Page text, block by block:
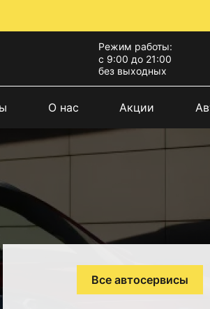
Режим работы:
с 9:00 до 21:00
без выходных
О нас Акции
Все автосервисы